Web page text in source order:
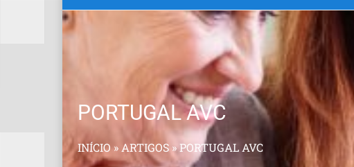
PORTUGAL AVC
INÍCIO » ARTIGOS »PORTUGAL AVC